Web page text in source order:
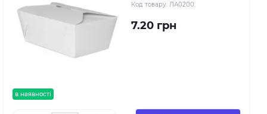
в наявності
Код товару: ЛА0200
7.20 грн